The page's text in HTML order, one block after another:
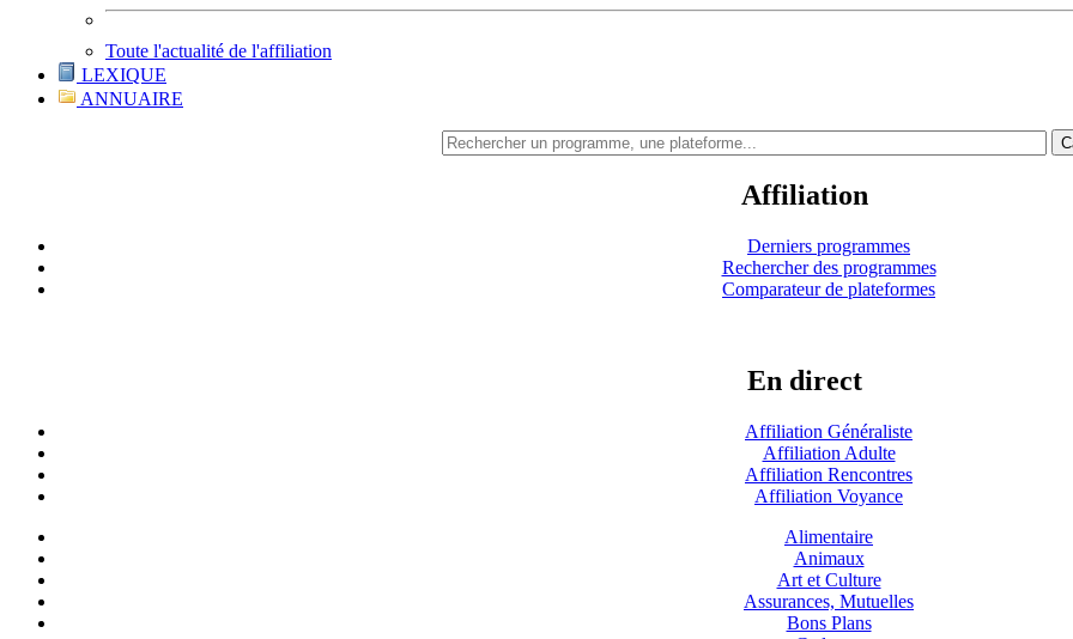
Toute l'actualité de l'affiliation
LEXIQUE
ANNUAIRE
Affiliation
Derniers programmes
Rechercher des programmes
Comparateur de plateformes
En direct
Affiliation Généraliste
Affiliation Adulte
Affiliation Rencontres
Affiliation Voyance
Alimentaire
Animaux
Art et Culture
Assurances, Mutuelles
Bons Plans